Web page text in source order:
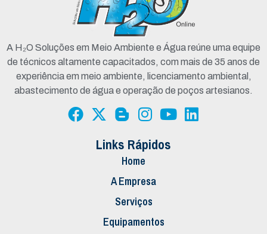
A H₂O Soluções em Meio Ambiente e Água reúne uma equipe
de técnicos altamente capacitados, com mais de 35 anos de
experiência em meio ambiente, licenciamento ambiental,
abastecimento de água e operação de poços artesianos.
Links Rápidos
Home
A Empresa
Serviços
Equipamentos